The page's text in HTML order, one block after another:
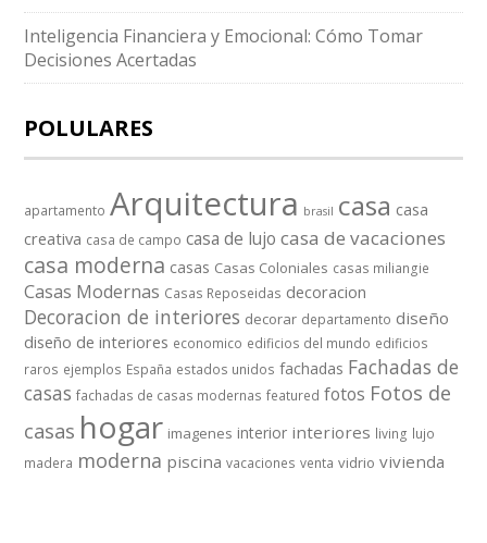
Inteligencia Financiera y Emocional: Cómo Tomar
Decisiones Acertadas
POLULARES
apartamento Arquitectura brasil casa casa
creativa casa de campo casa de lujo casa de vacaciones
casa moderna casas Casas Coloniales casas miliangie
Casas Modernas Casas Reposeidas decoracion
Decoracion de interiores decorar departamento diseño
diseño de interiores economico edificios del mundo edificios
raros ejemplos España estados unidos fachadas Fachadas de
casas fachadas de casas modernas featured fotos Fotos de
casas hogar imagenes interior interiores living lujo
madera moderna piscina vacaciones venta vidrio vivienda